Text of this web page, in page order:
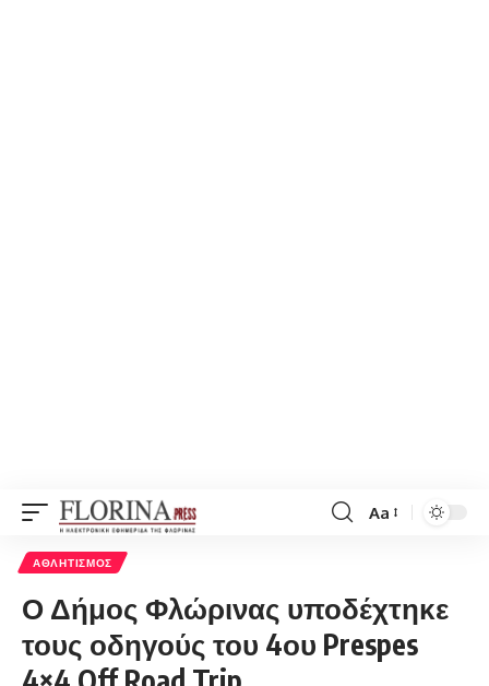
Font
Aa
ΑΘΛΗΤΙΣΜΌΣ
Ο Δήμος Φλώρινας υποδέχτηκε
τους οδηγούς του 4ου Prespes